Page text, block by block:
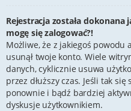
Rejestracja została dokonana
mogę się zalogować?!
Możliwe, że z jakiegoś powodu
usunął twoje konto. Wiele
danych, cyklicznie usuwa
przez dłuższy czas. Jeśli tak
ponownie i bądź bardziej
dyskusje użytkownikiem.